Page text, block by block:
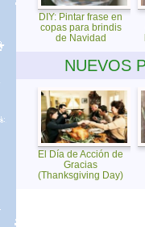
DIY: Pintar frase en
copas para brindis
de Navidad
NUEVOS
El Día de Acción de
Gracias
(Thanksgiving Day)